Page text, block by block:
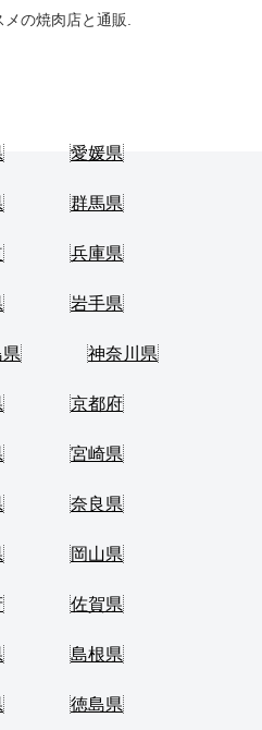
の焼肉店と通販.
愛媛県
群馬県
兵庫県
岩手県
神奈川県
京都府
宮崎県
奈良県
岡山県
佐賀県
島根県
徳島県